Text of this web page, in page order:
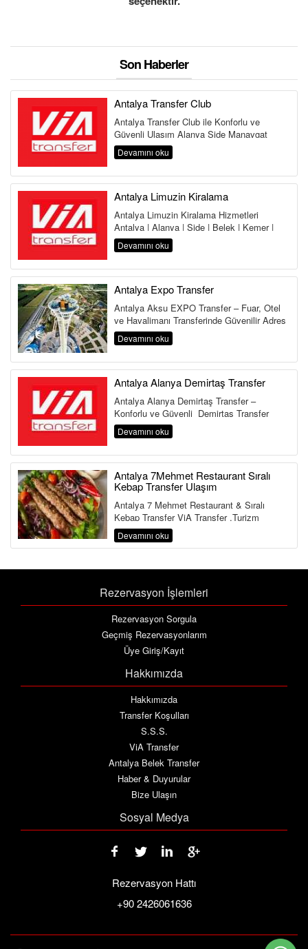
Son Haberler
Antalya Transfer Club
Antalya Transfer Club ile Konforlu ve
Güvenli Ulaşım Alanya Side Manavgat
Belek Kemer Kundu Lara Antalya
Havalima...
Devamını oku
Antalya Limuzin Kiralama
Antalya Limuzin Kiralama Hizmetleri
Antalya | Alanya | Side | Belek | Kemer |
Lara | Kundu | Land of Legends Antalya,...
Devamını oku
Antalya Expo Transfer
Antalya Aksu EXPO Transfer – Fuar, Otel
ve Havalimanı Transferinde Güvenilir Adres
Antalya Aksu Transfer Hi...
Devamını oku
Antalya Alanya Demirtaş Transfer
Antalya Alanya Demirtaş Transfer –
Konforlu ve Güvenli Demirtaş Transfer
Hizmeti Antalya Havalimanı&...
Devamını oku
Antalya 7Mehmet Restaurant Sıralı
Kebap Transfer Ulaşım
Antalya 7 Mehmet Restaurant & Sıralı
Kebap Transfer ViA Transfer ,Turizm
Bakanlığı ve Ulaştırma Bakanlığına Bağlı ...
Devamını oku
Rezervasyon İşlemleri
Rezervasyon Sorgula
Geçmiş Rezervasyonlarım
Üye Giriş/Kayıt
Hakkımızda
Hakkımızda
Transfer Koşulları
S.S.S.
ViA Transfer
Antalya Belek Transfer
Haber & Duyurular
Bize Ulaşın
Sosyal Medya
Rezervasyon Hattı
+90 2426061636